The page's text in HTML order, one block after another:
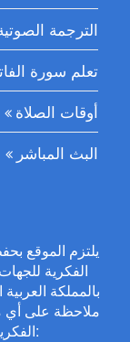
الترجمة
تعلم سورة
أوقات الصلاة
البث المباشر
الفكرية
بالمملكة
ملاحظة على أي